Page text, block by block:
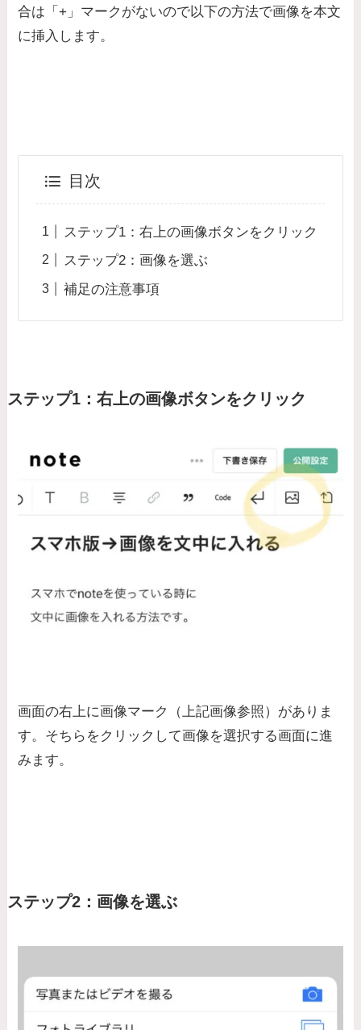
合は「+」マークがないので以下の方法で画像を本文
に挿入します。
目次
ステップ1：右上の画像ボタンをクリック
ステップ2：画像を選ぶ
補足の注意事項
ステップ1：右上の画像ボタンをクリック
画面の右上に画像マーク（上記画像参照）がありま
す。そちらをクリックして画像を選択する画面に進
みます。
ステップ2：画像を選ぶ